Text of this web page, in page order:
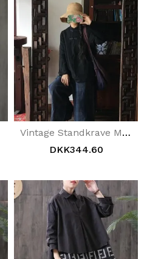
Vintage Standkrave Massiv Bomuldsskjorte
DKK344.60